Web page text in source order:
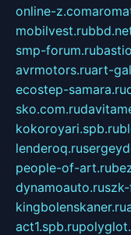
online-z.com
mobilvest.ru
smp-forum.ru
avrmotors.ruart-
ecostep-samara.ru
sko.com.ru
kokoroyari.spb.ru
lenderoq.ru
people-of-art.ru
dynamoauto.ru
kingbolenskaner.ru
act1.spb.ru